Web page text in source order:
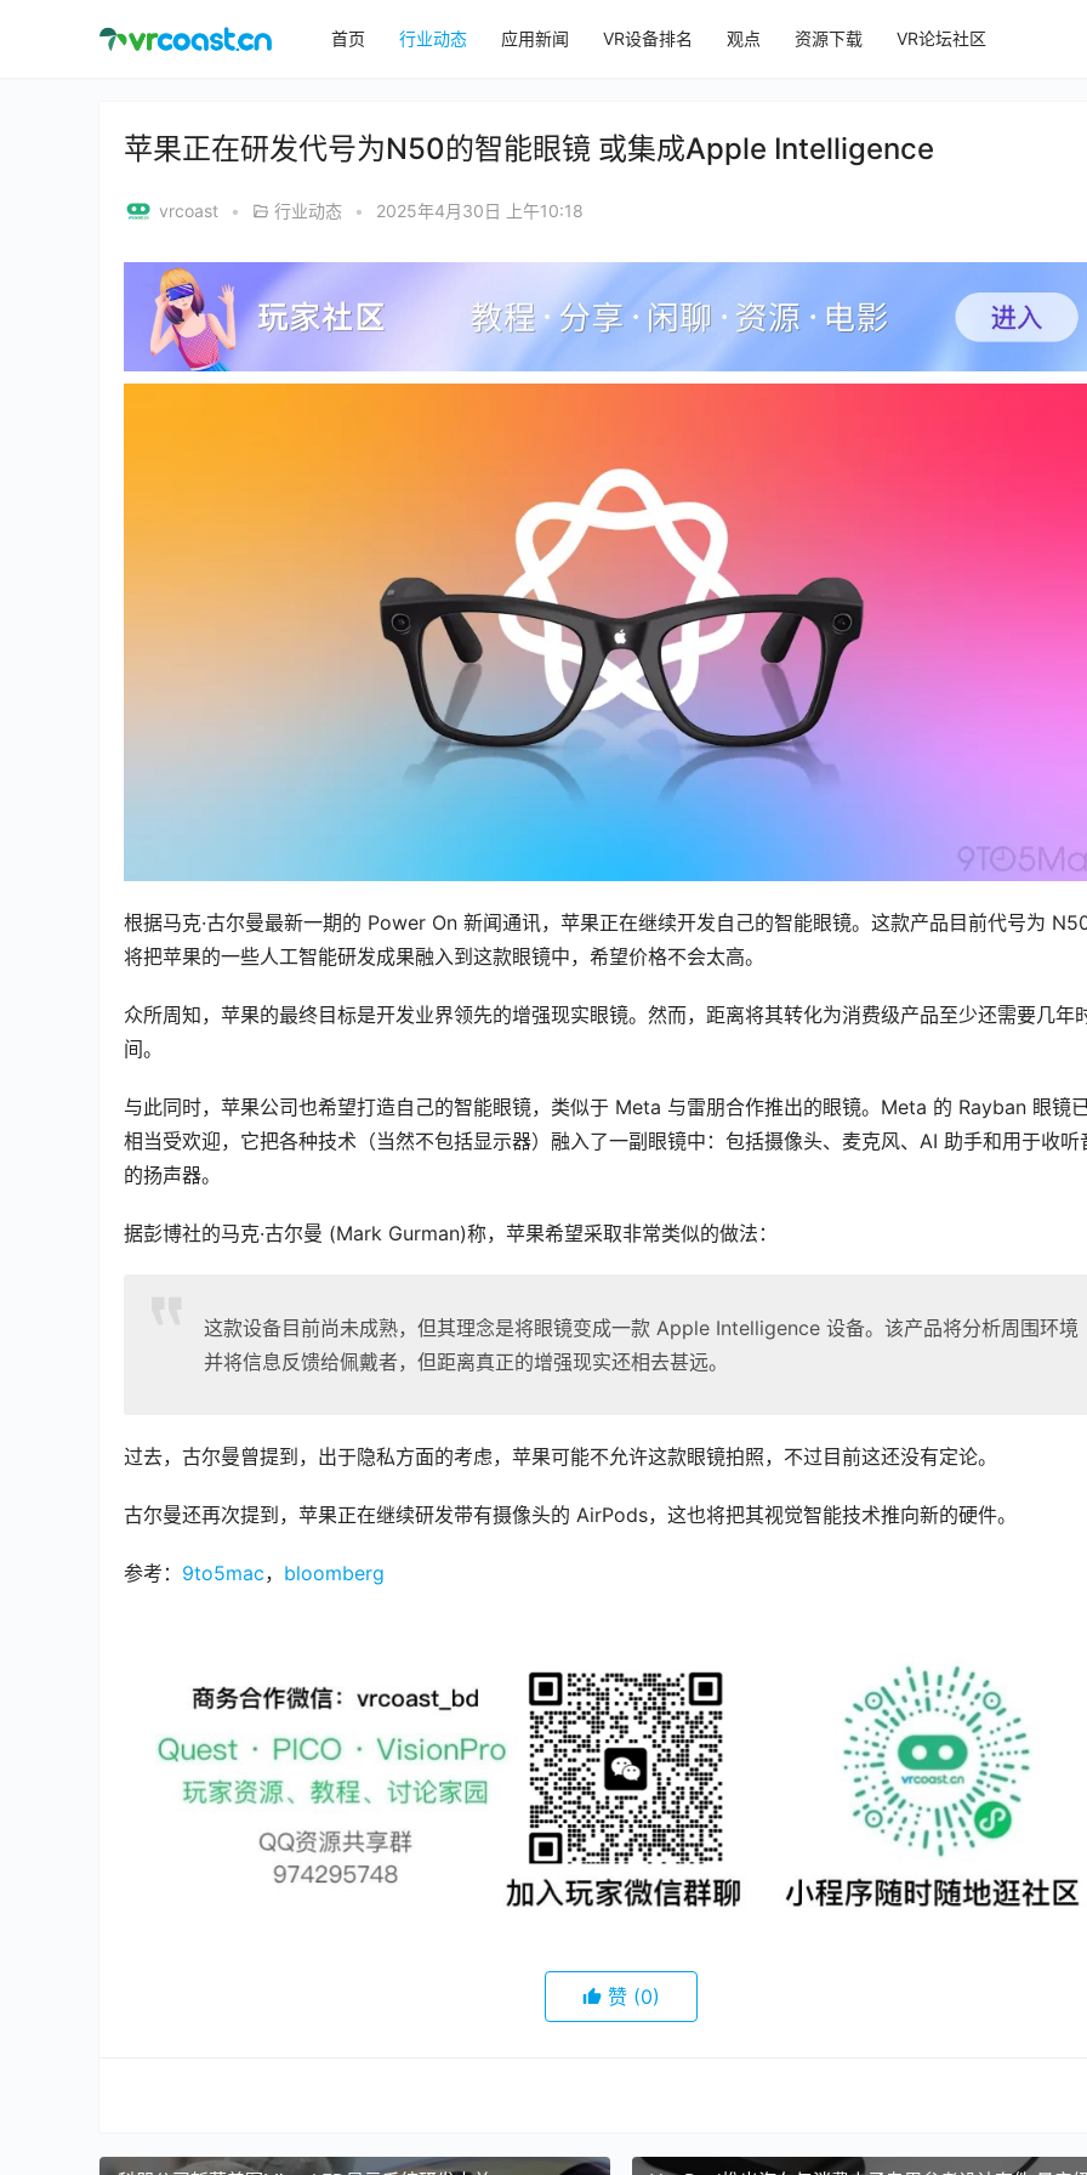
首页 行业动态 应用新闻 VR设备排名 观点 资源下载 VR论坛社区
苹果正在研发代号为N50的智能眼镜 或集成Apple Intelligence
vrcoast • 行业动态 • 2025年4月30日 上午10:18
根据马克·古尔曼最新一期的 Power On 新闻通讯，苹果正在继续开发自己的智能眼镜。这款产品目前代号为 N50
将把苹果的一些人工智能研发成果融入到这款眼镜中，希望价格不会太高。
众所周知，苹果的最终目标是开发业界领先的增强现实眼镜。然而，距离将其转化为消费级产品至少还需要几年
间。
与此同时，苹果公司也希望打造自己的智能眼镜，类似于 Meta 与雷朋合作推出的眼镜。Meta 的 Rayban 眼镜
相当受欢迎，它把各种技术（当然不包括显示器）融入了一副眼镜中：包括摄像头、麦克风、AI 助手和用于收听
的扬声器。
据彭博社的马克·古尔曼 (Mark Gurman)称，苹果希望采取非常类似的做法：
这款设备目前尚未成熟，但其理念是将眼镜变成一款 Apple Intelligence 设备。该产品将分析周围环境
并将信息反馈给佩戴者，但距离真正的增强现实还相去甚远。
过去，古尔曼曾提到，出于隐私方面的考虑，苹果可能不允许这款眼镜拍照，不过目前这还没有定论。
古尔曼还再次提到，苹果正在继续研发带有摄像头的 AirPods，这也将把其视觉智能技术推向新的硬件。
参考： 9to5mac， bloomberg
赞 (0)